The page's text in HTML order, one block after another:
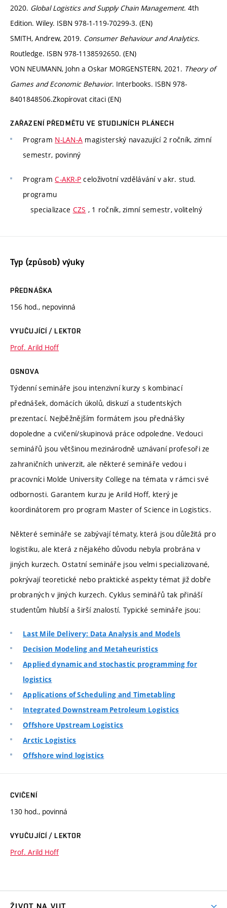
2020. Global Logistics and Supply Chain Management. 4th
Edition. Wiley. ISBN 978-1-119-70299-3. (EN)
SMITH, Andrew, 2019. Consumer Behaviour and Analytics.
Routledge. ISBN 978-1138592650. (EN)
VON NEUMANN, John a Oskar MORGENSTERN, 2021. Theory of
Games and Economic Behavior. Interbooks. ISBN 978-
8401848506.Zkopírovat citaci (EN)
ZAŘAZENÍ PŘEDMĚTU VE STUDIJNÍCH PLÁNECH
Program N-LAN-A magisterský navazující 2 ročník, zimní
semestr, povinný
ProgramC-AKR-P celoživotní vzdělávání v akr. stud.
programu
specializace CZS , 1 ročník, zimní semestr, volitelný
Typ (způsob) výuky
PŘEDNÁŠKA
156 hod., nepovinná
VYUČUJÍCÍ / LEKTOR
Prof. Arild Hoff
OSNOVA
Týdenní semináře jsou intenzivní kurzy s kombinací
přednášek, domácích úkolů, diskuzí a studentských
prezentací. Nejběžnějším formátem jsou přednášky
dopoledne a cvičení/skupinová práce odpoledne. Vedouci
seminářů jsou většinou mezinárodně uznávaní profesoři ze
zahraničních univerzit, ale některé semináře vedou i
pracovníci Molde University College na témata v rámci své
odbornosti. Garantem kurzu je Arild Hoff, který je
koordinátorem pro program Master of Science in Logistics.
Některé semináře se zabývají tématy, která jsou důležitá pro
logistiku, ale která z nějakého důvodu nebyla probrána v
jiných kurzech. Ostatní semináře jsou velmi specializované,
pokrývají teoretické nebo praktické aspekty témat již dobře
probraných v jiných kurzech. Cyklus seminářů tak přináší
studentům hlubší a širší znalostí. Typické semináře jsou:
Last Mile Delivery: Data Analysis and Models
Decision Modeling and Metaheuristics
Applied dynamic and stochastic programming for
logistics
Applications of Scheduling and Timetabling
Integrated Downstream Petroleum Logistics
Offshore Upstream Logistics
Arctic Logistics
Offshore wind logistics
CVIČENÍ
130 hod., povinná
VYUČUJÍCÍ / LEKTOR
Prof. Arild Hoff